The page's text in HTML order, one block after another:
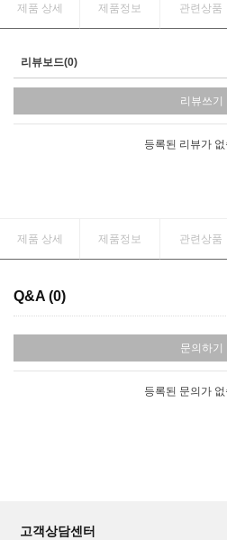
제품 상세 제품정보 관련상품
리뷰보드(0)
리뷰쓰기
등록된 리뷰가
제품 상세 제품정보 관련상품
Q&A (0)
문의하기
등록된 문의가
고객상담센터